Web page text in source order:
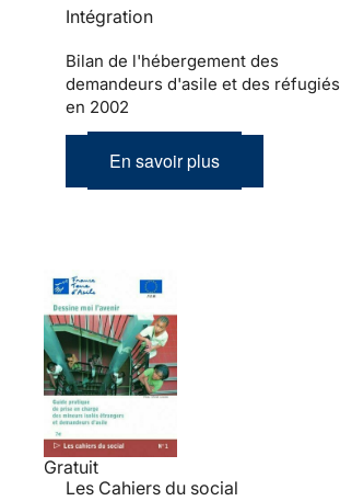
Intégration
Bilan de l'hébergement des
demandeurs d'asile et des réfugiés
en 2002
En savoir plus
Gratuit
Les Cahiers du social